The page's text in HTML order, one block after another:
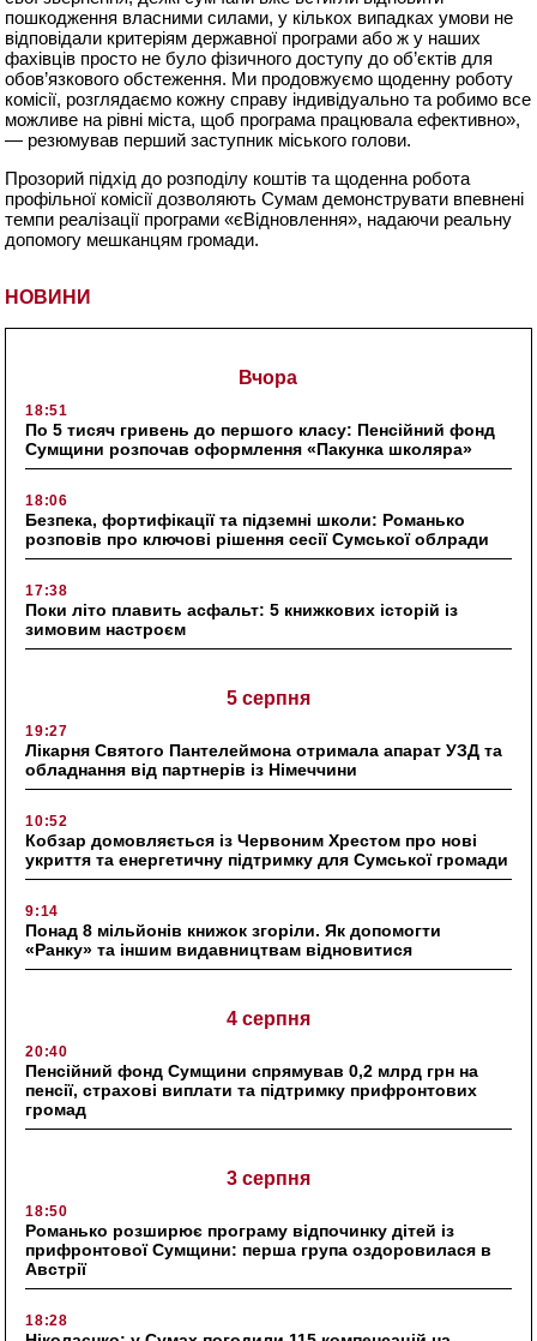
НОВИНИ
Вчора
18:51
По 5 тисяч гривень до першого класу: Пенсійний фонд
Сумщини розпочав оформлення «Пакунка школяра»
18:06
Безпека, фортифікації та підземні школи: Романько
розповів про ключові рішення сесії Сумської облради
17:38
Поки літо плавить асфальт: 5 книжкових історій із
зимовим настроєм
5 серпня
19:27
Лікарня Святого Пантелеймона отримала апарат УЗД та
обладнання від партнерів із Німеччини
10:52
Кобзар домовляється із Червоним Хрестом про нові
укриття та енергетичну підтримку для Сумської громади
9:14
Понад 8 мільйонів книжок згоріли. Як допомогти
«Ранку» та іншим видавництвам відновитися
4 серпня
20:40
Пенсійний фонд Сумщини спрямував 0,2 млрд грн на
пенсії, страхові виплати та підтримку прифронтових
громад
3 серпня
18:50
Романько розширює програму відпочинку дітей із
прифронтової Сумщини: перша група оздоровилася в
Австрії
18:28
пошкодження власними силами, у кількох випадках умови не
відповідали критеріям державної програми або ж у наших
фахівців просто не було фізичного доступу до об’єктів для
обов’язкового обстеження. Ми продовжуємо щоденну роботу
комісії, розглядаємо кожну справу індивідуально та робимо все
можливе на рівні міста, щоб програма працювала ефективно»,
— резюмував перший заступник міського голови.
Прозорий підхід до розподілу коштів та щоденна робота
профільної комісії дозволяють Сумам демонструвати впевнені
темпи реалізації програми «єВідновлення», надаючи реальну
допомогу мешканцям громади.